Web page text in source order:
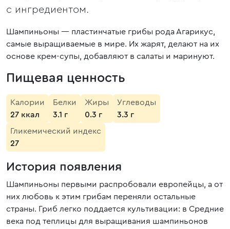
с ингредиентом.
Шампиньоны — пластинчатые грибы рода Агарикус,
самые выращиваемые в мире. Их жарят, делают на их
основе крем-супы, добавляют в салаты и маринуют.
Пищевая ценность
Калории
27 ккал
Белки
3.1 г
Жиры
0.3 г
Углеводы
3.3 г
Гликемический индекс
27
История появления
Шампиньоны первыми распробовали европейцы, а от
них любовь к этим грибам переняли остальные
страны. Гриб легко поддается культивации: в Средние
века под теплицы для выращивания шампиньонов